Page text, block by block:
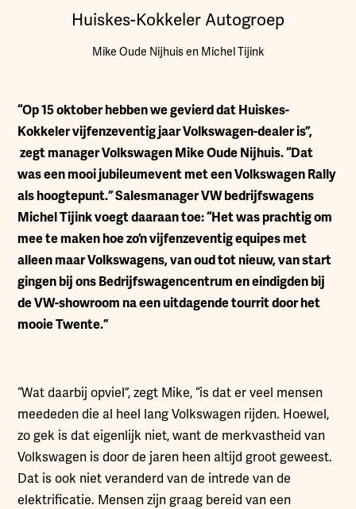
Huiskes-Kokkeler Autogroep
Mike Oude Nijhuis en Michel Tijink
“Op 15 oktober hebben we gevierd dat Huiskes-
Kokkeler vijfenzeventig jaar Volkswagen-dealer is”,
zegt manager Volkswagen Mike Oude Nijhuis. “Dat
was een mooi jubileumevent met een Volkswagen Rally
als hoogtepunt.” Salesmanager VW bedrijfswagens
Michel Tijink voegt daaraan toe: “Het was prachtig om
mee te maken hoe zo’n vijfenzeventig equipes met
alleen maar Volkswagens, van oud tot nieuw, van start
gingen bij ons Bedrijfswagencentrum en eindigden bij
de VW-showroom na een uitdagende tourrit door het
mooie Twente.”
“Wat daarbij opviel”, zegt Mike, “is dat er veel mensen
meededen die al heel lang Volkswagen rijden. Hoewel,
zo gek is dat eigenlijk niet, want de merkvastheid van
Volkswagen is door de jaren heen altijd groot geweest.
Dat is ook niet veranderd van de intrede van de
elektrificatie. Mensen zijn graag bereid van een